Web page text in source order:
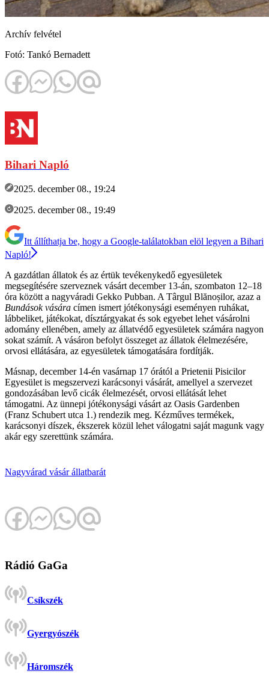
Archív felvétel
Fotó: Tankó Bernadett
Bihari Napló
2025. december 08., 19:24
2025. december 08., 19:49
Itt állíthatja be, hogy a Google-találatokban elöl legyen a Bihari
Napló!
A gazdátlan állatok és az értük tevékenykedő egyesületek
megsegítésére szerveznek vásárt december 13-án, szombaton 12–18
óra között a nagyváradi Gekko Pubban. A Târgul Blănoșilor, azaz a
Bundások vására címen ismert jótékonysági eseményen ruhákat,
lábbeliket, játékokat, dísztárgyakat és sok egyebet lehet vásárolni
adomány ellenében, amely az állatvédő egyesületek számára nagyon
sokat számít. A vásáron befolyt összeget az állatok élelmezésére,
orvosi ellátására, az egyesületek támogatására fordítják.
Másnap, december 14-én vasárnap 17 órától a Prietenii Pisicilor
Egyesület is megszervezi karácsonyi vásárát, amellyel a szervezet
gondozásában levő cicák élelmezését, orvosi ellátását lehet
támogatni. Az ünnepi jótékonysági vásárt az Oasis Gardenben
(Franz Schubert utca 1.) rendezik meg. Kézműves termékek,
karácsonyi díszek, ékszerek közül lehet válogatni saját magunk vagy
akár egy szerettünk számára.
Nagyvárad vásárállatbarát
Rádió GaGa
Csíkszék
Gyergyószék
Háromszék